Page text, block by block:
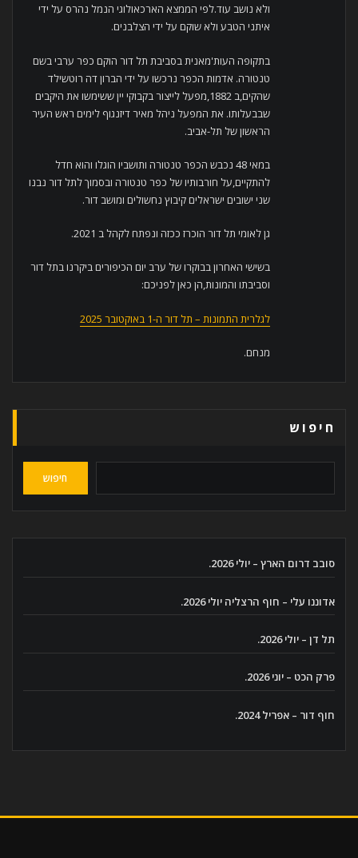
ולא נושב עוד.לפי הממצא הארכאולוגי הנמל נהרס על ידי
איתני הטבע ולא שוקם על ידי הצלבנים.
בתקופה העות'מאנית בסביבת תל דור הוקם כפר ערבי בשם
טנטורה. אדמות הכפר נרכשו על ידי הברון דה רוטשילד
שהקים,ב 1882,מפעל לייצור בקבוקי יין ששימשו את היקבים
שבבעלותו. את המפעל ניהל מאיר דיזנגוף לימים ראש העיר
הראשון של תל-אביב.
במאי 48 נכבש הכפר טנטורה ותושביו הוגלו והוא חדל
להתקיים,על חורבותיו של כפר טנטורה ובסמוך לתל דור נבנו
שני ישובים ישראלים קיבוץ נחשולים ומושב דור.
גן לאומי תל דור הוכרז ככזה ונפתח לקהל ב 2021.
בשישי האחרון בבוקרו של ערב יום הכיפורים ביקרנו בתל דור
וסביבתו והמונות,הן כאן לפניכם:
לגלרית התמונות – תל דור ה-1 באוקטובר 2025
מנחם.
חיפוש
חיפוש
סובב דרום הארץ – יולי 2026.
אדוננו עלי – חוף הרצליה יולי 2026.
תל דן – יולי 2026.
פרק הכט – יוני 2026.
חוף דור – אפריל 2024.